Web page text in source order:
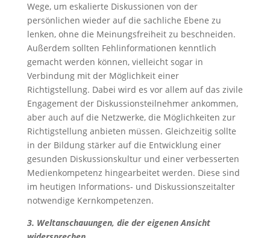
Wege, um eskalierte Diskussionen von der
persönlichen wieder auf die sachliche Ebene zu
lenken, ohne die Meinungsfreiheit zu beschneiden.
Außerdem sollten Fehlinformationen kenntlich
gemacht werden können, vielleicht sogar in
Verbindung mit der Möglichkeit einer
Richtigstellung. Dabei wird es vor allem auf das zivile
Engagement der Diskussionsteilnehmer ankommen,
aber auch auf die Netzwerke, die Möglichkeiten zur
Richtigstellung anbieten müssen. Gleichzeitig sollte
in der Bildung stärker auf die Entwicklung einer
gesunden Diskussionskultur und einer verbesserten
Medienkompetenz hingearbeitet werden. Diese sind
im heutigen Informations- und Diskussionszeitalter
notwendige Kernkompetenzen.
3. Weltanschauungen, die der eigenen Ansicht